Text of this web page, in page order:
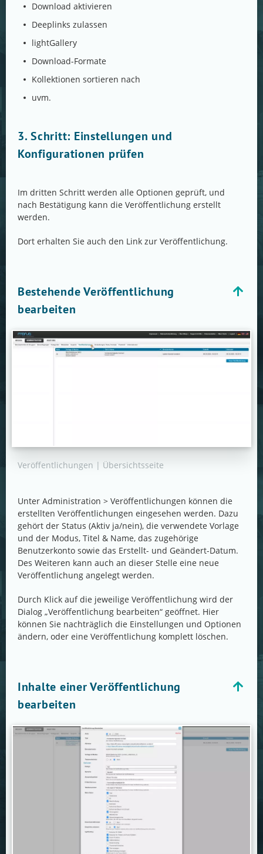
Download aktivieren
Deeplinks zulassen
lightGallery
Download-Formate
Kollektionen sortieren nach
uvm.
3. Schritt: Einstellungen und
Konfigurationen prüfen
Im dritten Schritt werden alle Optionen geprüft, und
nach Bestätigung kann die Veröffentlichung erstellt
werden.
Dort erhalten Sie auch den Link zur Veröffentlichung.
Bestehende Veröffentlichung
bearbeiten
Veröffentlichungen | Übersichtsseite
Unter Administration > Veröffentlichungen können die
erstellten Veröffentlichungen eingesehen werden. Dazu
gehört der Status (Aktiv ja/nein), die verwendete Vorlage
und der Modus, Titel & Name, das zugehörige
Benutzerkonto sowie das Erstellt- und Geändert-Datum.
Des Weiteren kann auch an dieser Stelle eine neue
Veröffentlichung angelegt werden.
Durch Klick auf die jeweilige Veröffentlichung wird der
Dialog „Veröffentlichung bearbeiten“ geöffnet. Hier
können Sie nachträglich die Einstellungen und Optionen
ändern, oder eine Veröffentlichung komplett löschen.
Inhalte einer Veröffentlichung
bearbeiten